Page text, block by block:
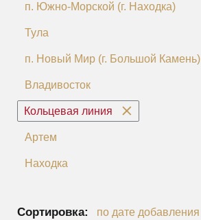
п. Южно-Морской (г. Находка)
Тула
п. Новый Мир (г. Большой Камень)
Владивосток
Кольцевая линия
Артем
Находка
Сортировка: по дате добавления